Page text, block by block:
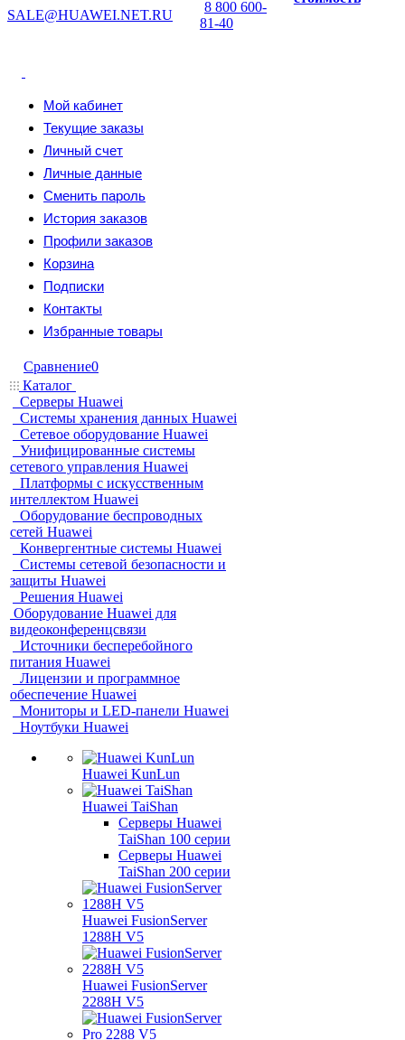
SALE@HUAWEI.NET.RU
8 800 600-
81-40
Мой кабинет
Текущие заказы
Личный счет
Личные данные
Сменить пароль
История заказов
Профили заказов
Корзина
Подписки
Контакты
Избранные товары
Сравнение0
Каталог
Серверы Huawei
Системы хранения данных Huawei
Сетевое оборудование Huawei
Унифицированные системы
сетевого управления Huawei
Платформы с искусственным
интеллектом Huawei
Оборудование беспроводных
сетей Huawei
Конвергентные системы Huawei
Системы сетевой безопасности и
защиты Huawei
Решения Huawei
Оборудование Huawei для
видеоконференцсвязи
Источники бесперебойного
питания Huawei
Лицензии и программное
обеспечение Huawei
Мониторы и LED-панели Huawei
Ноутбуки Huawei
Huawei KunLun
Huawei TaiShan
Серверы Huawei
TaiShan 100 серии
Серверы Huawei
TaiShan 200 серии
Huawei FusionServer
1288H V5
Huawei FusionServer
2288H V5